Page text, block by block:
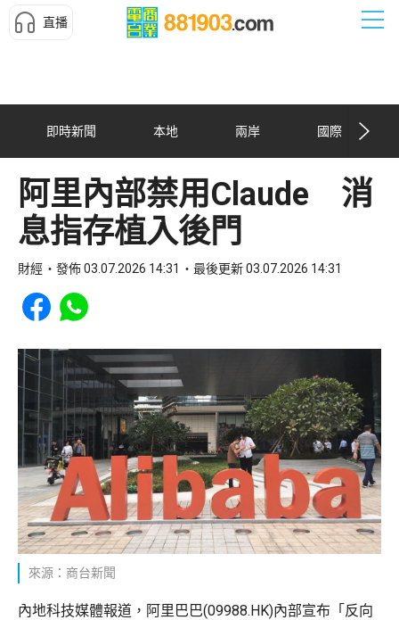
直播
即時新聞 本地 兩岸 國際
阿里內部禁用Claude 消
息指存植入後門
財經 發佈 03.07.2026 14:31 最後更新 03.07.2026 14:31
Share to Facebook
Share to WhatsApp
來源：商台新聞
內地科技媒體報道，阿里巴巴(09988.HK)內部宣布「反向